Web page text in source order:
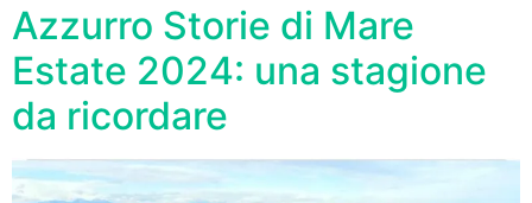
Azzurro Storie di Mare
Estate 2024: una stagione
da ricordare